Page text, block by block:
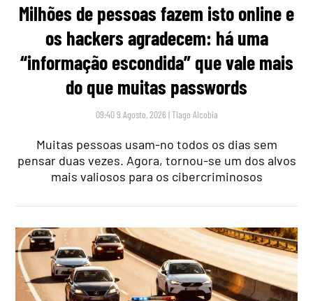
Milhões de pessoas fazem isto online e
os hackers agradecem: há uma
“informação escondida” que vale mais
do que muitas passwords
09:40 9 Agosto, 2026 |Tiago Alcobia
Muitas pessoas usam-no todos os dias sem
pensar duas vezes. Agora, tornou-se um dos alvos
mais valiosos para os cibercriminosos